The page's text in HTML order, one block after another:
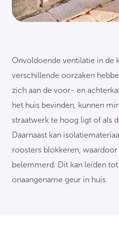
Onvoldoende ventilatie in de
verschillende oorzaken
zich aan de voor- en
het huis bevinden, kunnen
straatwerk te hoog ligt of als
Daarnaast kan
roosters blokkeren,
belemmerd. Dit kan leiden
onaangename geur in huis.